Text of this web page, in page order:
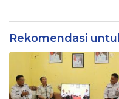
Rekomendasi